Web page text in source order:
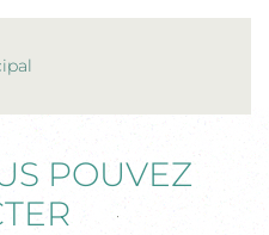
POUVEZ